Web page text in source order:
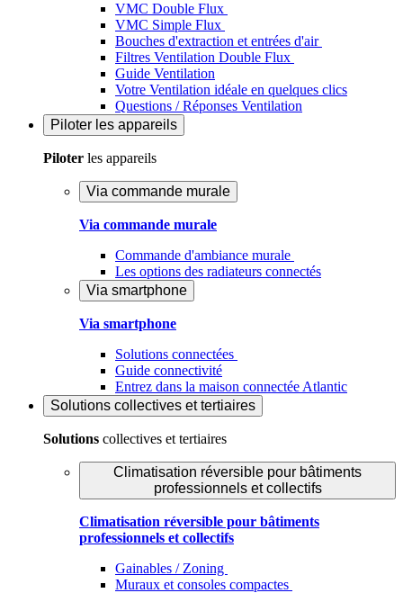
VMC Double Flux
VMC Simple Flux
Bouches d'extraction et entrées d'air
Filtres Ventilation Double Flux
Guide Ventilation
Votre Ventilation idéale en quelques clics
Questions / Réponses Ventilation
Piloter les appareils
Piloter les appareils
Via commande murale
Via commande murale
Commande d'ambiance murale
Les options des radiateurs connectés
Via smartphone
Via smartphone
Solutions connectées
Guide connectivité
Entrez dans la maison connectée Atlantic
Solutions collectives et tertiaires
Solutions collectives et tertiaires
Climatisation réversible pour bâtiments
professionnels et collectifs
Climatisation réversible pour bâtiments
professionnels et collectifs
Gainables / Zoning
Muraux et consoles compactes